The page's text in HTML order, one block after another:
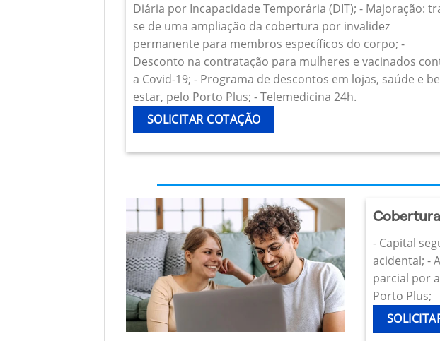
Diária por Incapacidade Temporária (DIT); - Majoração:
se de uma ampliação da cobertura por invalidez
permanente para membros específicos do corpo; -
Desconto na contratação para mulheres e vacinados
a Covid-19; - Programa de descontos em lojas, saúde e
estar, pelo Porto Plus; - Telemedicina 24h.
SOLICITAR COTAÇÃO
- Capital
acidental; -
parcial por
Porto Plus;